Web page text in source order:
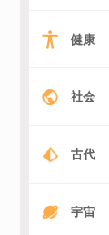
健康
社会
古代
宇宙